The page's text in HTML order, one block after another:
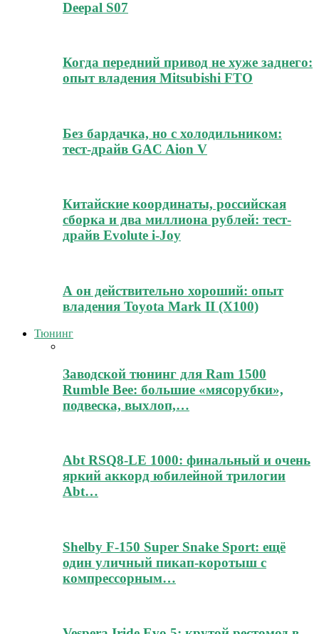
Deepal S07
Когда передний привод не хуже заднего:
опыт владения Mitsubishi FTO
Без бардачка, но с холодильником:
тест-драйв GAC Aion V
Китайские координаты, российская
сборка и два миллиона рублей: тест-
драйв Evolute i-Joy
А он действительно хороший: опыт
владения Toyota Mark II (Х100)
Тюнинг
Заводской тюнинг для Ram 1500
Rumble Bee: большие «мясорубки»,
подвеска, выхлоп,…
Abt RSQ8-LE 1000: финальный и очень
яркий аккорд юбилейной трилогии
Abt…
Shelby F-150 Super Snake Sport: ещё
один уличный пикап-коротыш с
компрессорным…